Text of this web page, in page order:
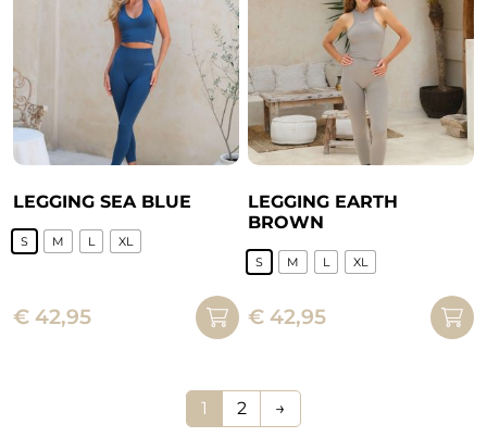
gekozen
worden
op
de
gekozen
worden
op
de
LEGGING SEA BLUE
€ 42,95
S M L XL
heeft
LEGGING EARTH
BROWN
€ 42,95
S M L XL
product
variaties.
Deze
1 2
→